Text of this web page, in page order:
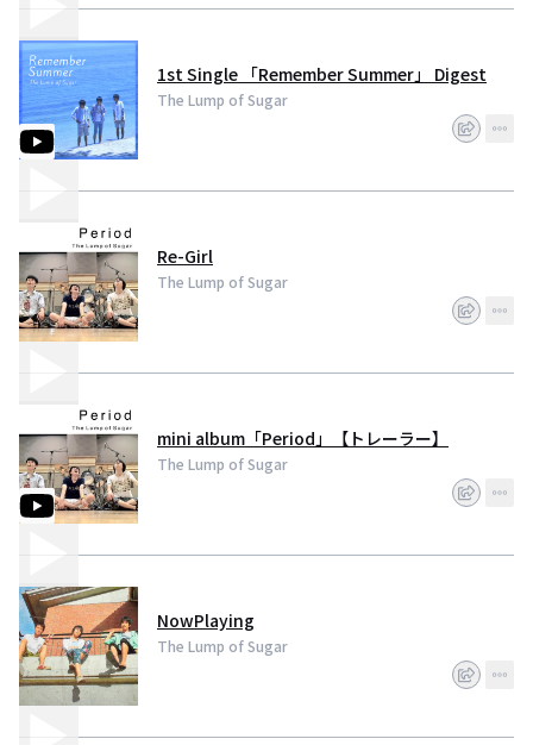
1st Single 「Remember Summer」 Digest
The Lump of Sugar
Re-Girl
The Lump of Sugar
mini album「Period」【トレーラー】
The Lump of Sugar
NowPlaying
The Lump of Sugar